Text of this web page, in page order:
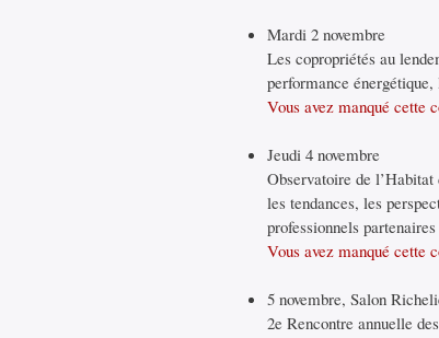
Mardi 2 novembre
Les copropriétés au
performance
Vous avez manqué cette
Jeudi 4 novembre
Observatoire de
les tendances, les
professionnels
Vous avez manqué cette
5 novembre, Salon
2e Rencontre annuelle